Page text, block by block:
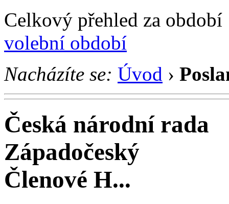
Celkový přehled za
volební období
Nacházíte se: Úvod ›
Česká národní rada
Západočeský
Členové H...